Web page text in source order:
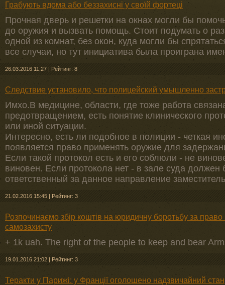
Грабують вдома або беззахисні у своїй фортеці
Прочная дверь и решетки на окнах могли бы
до оружия и вызвать помощь. Стоит подумать о
одной из комнат, без окон, куда могли бы
все случаи, но тут инициатива была проиграна
26.03.2016 11:27 | Рейтинг: 8
Следствие установило, что полицейский умышленно
Имхо.В медицине, области, где тоже работа
предотвращением, есть понятие клинического
или иной ситуации.
Интересно, есть ли подобное в полиции - четкая
появляется право применять оружие для
Если такой протокол есть и его соблюли - не
виновен. Если протокола нет - в зале суда
ответственный за данное направление
21.02.2016 15:45 | Рейтинг: 3
Розпочинаємо збір коштів на юридичну боротьбу за
самозахисту
+ 1k uah. The right of the people to keep and bear
19.01.2016 21:02 | Рейтинг: 3
Теракти у Парижі: у Франції оголошено надзвичайний стан